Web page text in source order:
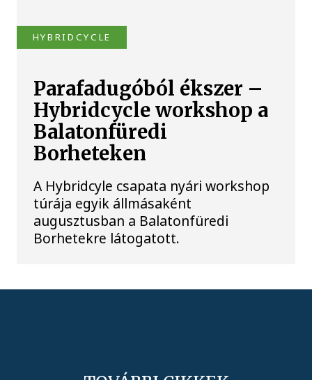
HYBRIDCYCLE
Parafadugóból ékszer –
Hybridcycle workshop a
Balatonfüredi
Borheteken
A Hybridcyle csapata nyári workshop
túrája egyik állmásaként
augusztusban a Balatonfüredi
Borhetekre látogatott.